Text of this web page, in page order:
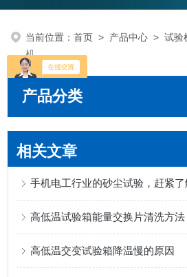
当前位置：首页 > 产品中心 >试验
机
产品分类
相关文章
手机电工行业的砂尘试验，赶紧了
高低温试验箱能量交换片清洗方法
高低温交变试验箱降温慢的原因